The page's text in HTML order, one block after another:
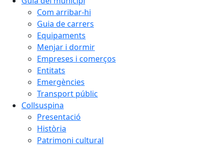
Com arribar-hi
Guia de carrers
Equipaments
Menjar i dormir
Empreses i comerços
Entitats
Emergències
Transport públic
Collsuspina
Presentació
Història
Patrimoni cultural